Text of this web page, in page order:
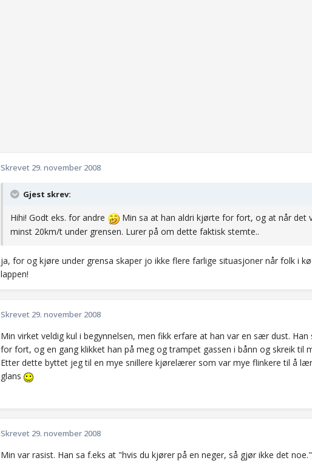
Skrevet 29. november 2008
Gjest skrev:
Hihi! Godt eks. for andre
Min sa at han aldri kjørte for fort, og at når det
minst 20km/t under grensen. Lurer på om dette faktisk stemte..
ja, for og kjøre under grensa skaper jo ikke flere farlige situasjoner når folk i
lappen!
Skrevet 29. november 2008
Min virket veldig kul i begynnelsen, men fikk erfare at han var en sær dust.
for fort, og en gang klikket han på meg og trampet gassen i bånn og skreik til
Etter dette byttet jeg til en mye snillere kjørelærer som var mye flinkere til å
glans
Skrevet 29. november 2008
Min var rasist. Han sa f.eks at "hvis du kjører på en neger, så gjør ikke det noe."